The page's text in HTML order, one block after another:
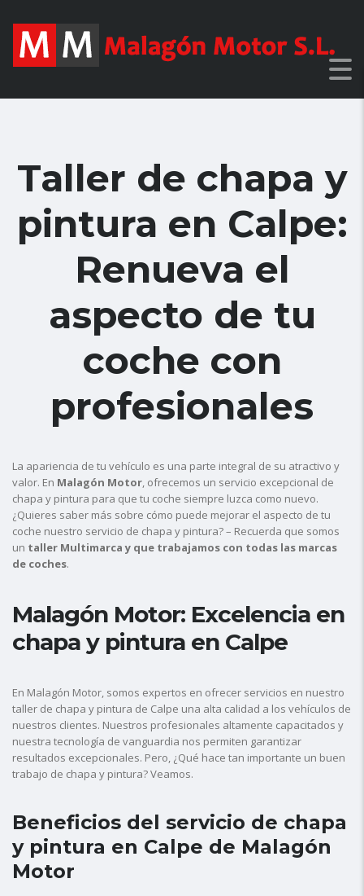
Taller de chapa y
pintura en Calpe:
Renueva el
aspecto de tu
coche con
profesionales
La apariencia de tu vehículo es una parte integral de su atractivo y
valor. En Malagón Motor, ofrecemos un servicio excepcional de
chapa y pintura para que tu coche siempre luzca como nuevo.
¿Quieres saber más sobre cómo puede mejorar el aspecto de tu
coche nuestro servicio de chapa y pintura? – Recuerda que somos
un taller Multimarca y que trabajamos con todas las marcas
de coches.
Malagón Motor: Excelencia en
chapa y pintura en Calpe
En Malagón Motor, somos expertos en ofrecer servicios en nuestro
taller de chapa y pintura de Calpe una alta calidad a los vehículos de
nuestros clientes. Nuestros profesionales altamente capacitados y
nuestra tecnología de vanguardia nos permiten garantizar
resultados excepcionales. Pero, ¿Qué hace tan importante un buen
trabajo de chapa y pintura? Veamos.
Beneficios del servicio de chapa
y pintura en Calpe de Malagón
Motor